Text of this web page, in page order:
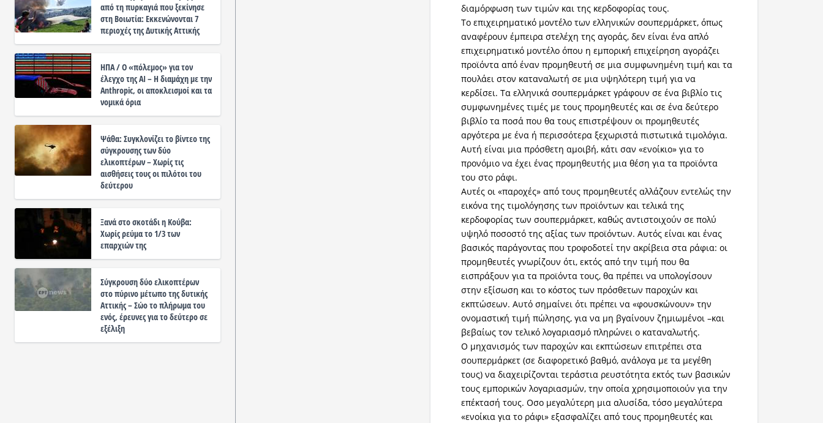
διαμόρφωση των τιμών και της κερδοφορίας τους.
Το επιχειρηματικό μοντέλο των ελληνικών σουπερμάρκετ, όπως
αναφέρουν έμπειρα στελέχη της αγοράς, δεν είναι ένα απλό
επιχειρηματικό μοντέλο όπου η εμπορική επιχείρηση αγοράζει
προϊόντα από έναν προμηθευτή σε μια συμφωνημένη τιμή και τα
πουλάει στον καταναλωτή σε μια υψηλότερη τιμή για να
κερδίσει. Τα ελληνικά σουπερμάρκετ γράφουν σε ένα βιβλίο τις
συμφωνημένες τιμές με τους προμηθευτές και σε ένα δεύτερο
βιβλίο τα ποσά που θα τους επιστρέψουν οι προμηθευτές
αργότερα με ένα ή περισσότερα ξεχωριστά πιστωτικά τιμολόγια.
Αυτή είναι μια πρόσθετη αμοιβή, κάτι σαν «ενοίκιο» για το
προνόμιο να έχει ένας προμηθευτής μια θέση για τα προϊόντα
του στο ράφι.
Αυτές οι «παροχές» από τους προμηθευτές αλλάζουν εντελώς την
εικόνα της τιμολόγησης των προϊόντων και τελικά της
κερδοφορίας των σουπερμάρκετ, καθώς αντιστοιχούν σε πολύ
υψηλό ποσοστό της αξίας των προϊόντων. Αυτός είναι και ένας
βασικός παράγοντας που τροφοδοτεί την ακρίβεια στα ράφια: οι
προμηθευτές γνωρίζουν ότι, εκτός από την τιμή που θα
εισπράξουν για τα προϊόντα τους, θα πρέπει να υπολογίσουν
στην εξίσωση και το κόστος των πρόσθετων παροχών και
εκπτώσεων. Αυτό σημαίνει ότι πρέπει να «φουσκώνουν» την
ονομαστική τιμή πώλησης, για να μη βγαίνουν ζημιωμένοι –και
βεβαίως τον τελικό λογαριασμό πληρώνει ο καταναλωτής.
Ο μηχανισμός των παροχών και εκπτώσεων επιτρέπει στα
σουπερμάρκετ (σε διαφορετικό βαθμό, ανάλογα με τα μεγέθη
τους) να διαχειρίζονται τεράστια ρευστότητα εκτός των βασικών
τους εμπορικών λογαριασμών, την οποία χρησιμοποιούν για την
επέκτασή τους. Οσο μεγαλύτερη μια αλυσίδα, τόσο μεγαλύτερα
«ενοίκια για το ράφι» εξασφαλίζει από τους προμηθευτές και
από τη πυρκαγιά που ξεκίνησε
στη Βοιωτία: Εκκενώνονται 7
περιοχές της Δυτικής Αττικής
ΗΠΑ / Ο «πόλεμος» για τον
έλεγχο της ΑΙ – Η διαμάχη με την
Anthropic, οι αποκλεισμοί και τα
νομικά όρια
Ψάθα: Συγκλονίζει το βίντεο της
σύγκρουσης των δύο
ελικοπτέρων – Χωρίς τις
αισθήσεις τους οι πιλότοι του
δεύτερου
Ξανά στο σκοτάδι η Κούβα:
Χωρίς ρεύμα το 1/3 των
επαρχιών της
Σύγκρουση δύο ελικοπτέρων
στο πύρινο μέτωπο της δυτικής
Αττικής – Σώο το πλήρωμα του
ενός, έρευνες για το δεύτερο σε
εξέλιξη